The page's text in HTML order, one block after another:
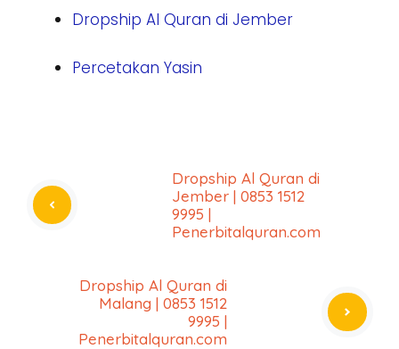
Dropship Al Quran di Jember
Percetakan Yasin
Dropship Al Quran di
Jember | 0853 1512
9995 |
Penerbitalquran.com
Dropship Al Quran di
Malang | 0853 1512
9995 |
Penerbitalquran.com